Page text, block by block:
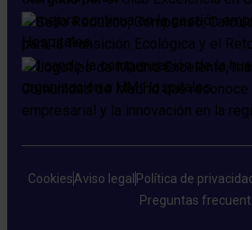
CookiesAviso legal Política de
Preguntas